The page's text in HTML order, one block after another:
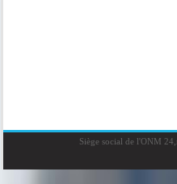
Siège social de l'ONM